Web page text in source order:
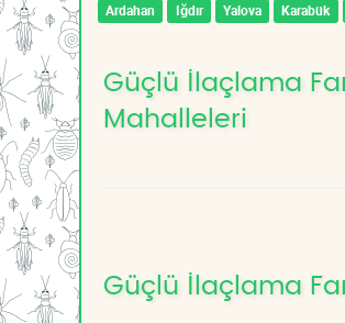
Ardahan
Iğdır Yalova Karabük
Güçlü İlaçlama
Mahalleleri
Güçlü İlaçlama